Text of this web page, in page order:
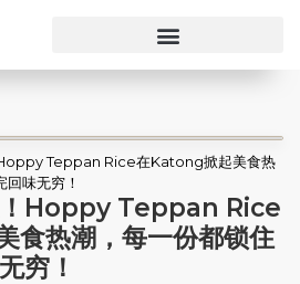
Teppan Rice在Katong掀起美食热
味无穷！
！Hoppy Teppan Rice
食热潮，每一份都锁住
穷！